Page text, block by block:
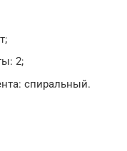
2;
спиральный.